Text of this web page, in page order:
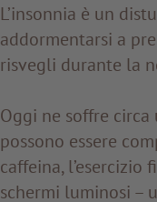
L’insonnia è un
addormentarsi a
risvegli durante la
Oggi ne soffre
possono essere
caffeina,
schermi luminosi –